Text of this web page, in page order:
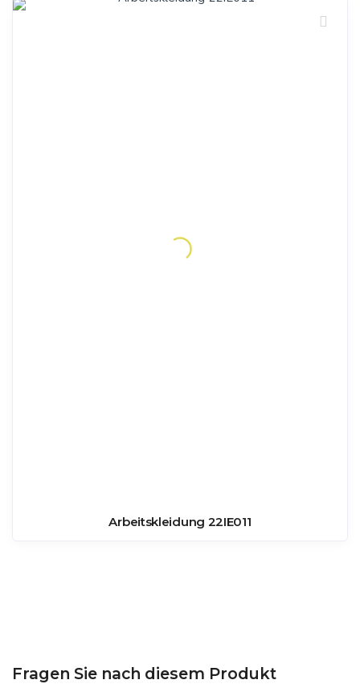
Arbeitskleidung 22IE011
Fragen Sie nach diesem Produkt